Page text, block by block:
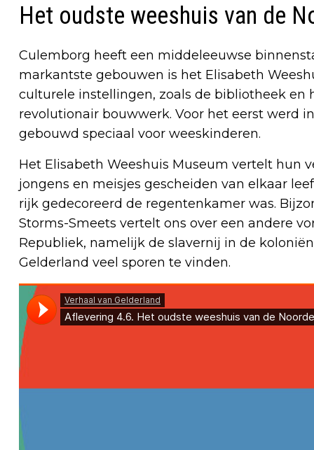
Het oudste weeshuis van de
Culemborg heeft een middeleeuwse
markantste gebouwen is het Elisabeth
culturele instellingen, zoals de bibliotheek en
revolutionair bouwwerk. Voor het eerst werd
gebouwd speciaal voor weeskinderen.
Het Elisabeth Weeshuis Museum vertelt hun
jongens en meisjes gescheiden van elkaar
rijk gedecoreerd de regentenkamer was.
Storms-Smeets vertelt ons over een andere
Republiek, namelijk de slavernij in de
Gelderland veel sporen te vinden.